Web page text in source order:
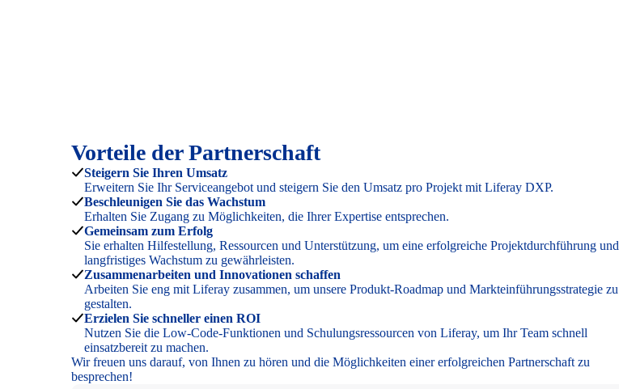
Vorteile der Partnerschaft
Steigern Sie Ihren Umsatz
Erweitern Sie Ihr Serviceangebot und steigern Sie den Umsatz pro Projekt mit Liferay DXP.
Beschleunigen Sie das Wachstum
Erhalten Sie Zugang zu Möglichkeiten, die Ihrer Expertise entsprechen.
Gemeinsam zum Erfolg
Sie erhalten Hilfestellung, Ressourcen und Unterstützung, um eine erfolgreiche Projektdurchführung und
langfristiges Wachstum zu gewährleisten.
Zusammenarbeiten und Innovationen schaffen
Arbeiten Sie eng mit Liferay zusammen, um unsere Produkt-Roadmap und Markteinführungsstrategie zu
gestalten.
Erzielen Sie schneller einen ROI
Nutzen Sie die Low-Code-Funktionen und Schulungsressourcen von Liferay, um Ihr Team schnell
einsatzbereit zu machen.
Wir freuen uns darauf, von Ihnen zu hören und die Möglichkeiten einer erfolgreichen Partnerschaft zu
besprechen!